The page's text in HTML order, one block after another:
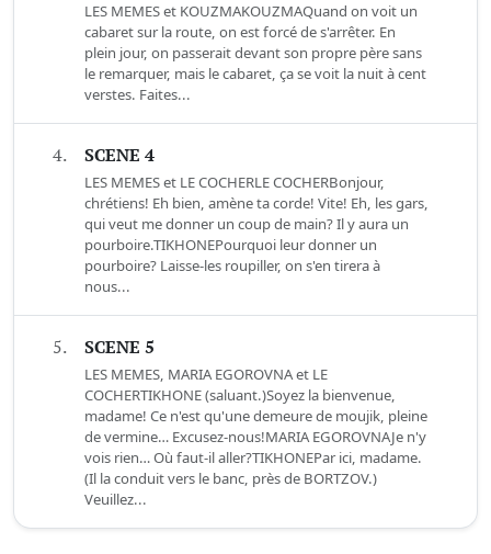
LES MEMES et KOUZMAKOUZMAQuand on voit un
cabaret sur la route, on est forcé de s'arrêter. En
plein jour, on passerait devant son propre père sans
le remarquer, mais le cabaret, ça se voit la nuit à cent
verstes. Faites...
4. SCENE 4
LES MEMES et LE COCHERLE COCHERBonjour,
chrétiens! Eh bien, amène ta corde! Vite! Eh, les gars,
qui veut me donner un coup de main? Il y aura un
pourboire.TIKHONEPourquoi leur donner un
pourboire? Laisse-les roupiller, on s'en tirera à
nous...
5. SCENE 5
LES MEMES, MARIA EGOROVNA et LE
COCHERTIKHONE (saluant.)Soyez la bienvenue,
madame! Ce n'est qu'une demeure de moujik, pleine
de vermine… Excusez-nous!MARIA EGOROVNAJe n'y
vois rien… Où faut-il aller?TIKHONEPar ici, madame.
(Il la conduit vers le banc, près de BORTZOV.)
Veuillez...